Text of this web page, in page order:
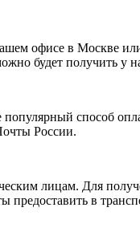
офисе в Москве или
будет получить у
популярный способ
России.
лицам. Для
предоставить в